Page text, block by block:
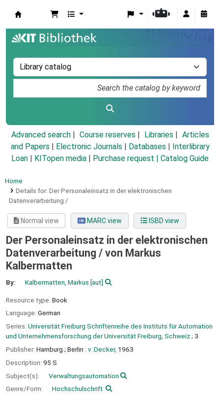
Advanced search Course reserves Libraries
Articles
and Papers
Electronic Journals Databases
Interlibrary
Loan
KITopen media Purchase request | Catalog Guide
Home
Details for: Der Personaleinsatz in der elektronischen
Datenverarbeitung /
Normal view MARC view ISBD view
Der Personaleinsatz in der elektronischen
Datenverarbeitung / von Markus
Kalbermatten
By: Kalbermatten, Markus [aut]
Resource type: Book
Language: German
Series: Universität Freiburg Schriftenreihe des Instituts für Automation
und Unternehmensforschung der Universität Freiburg, Schweiz; 3
Publisher: Hamburg ; Berlin : v. Decker, 1963
Description: 95 S
Subject(s):
Verwaltungsautomation
Genre/Form:
Hochschulschrift